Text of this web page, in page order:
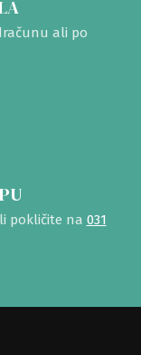
ali po
pokličite na 031